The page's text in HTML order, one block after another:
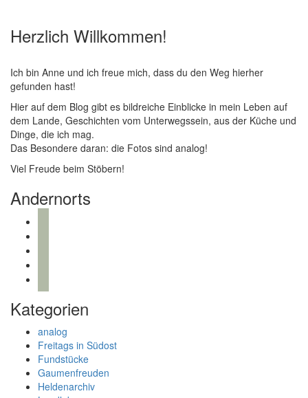
Herzlich Willkommen!
Ich bin Anne und ich freue mich, dass du den Weg hierher
gefunden hast!
Hier auf dem Blog gibt es bildreiche Einblicke in mein Leben auf
dem Lande, Geschichten vom Unterwegssein, aus der Küche und
Dinge, die ich mag.
Das Besondere daran: die Fotos sind analog!
Viel Freude beim Stöbern!
Andernorts
Kategorien
analog
Freitags in Südost
Fundstücke
Gaumenfreuden
Heldenarchiv